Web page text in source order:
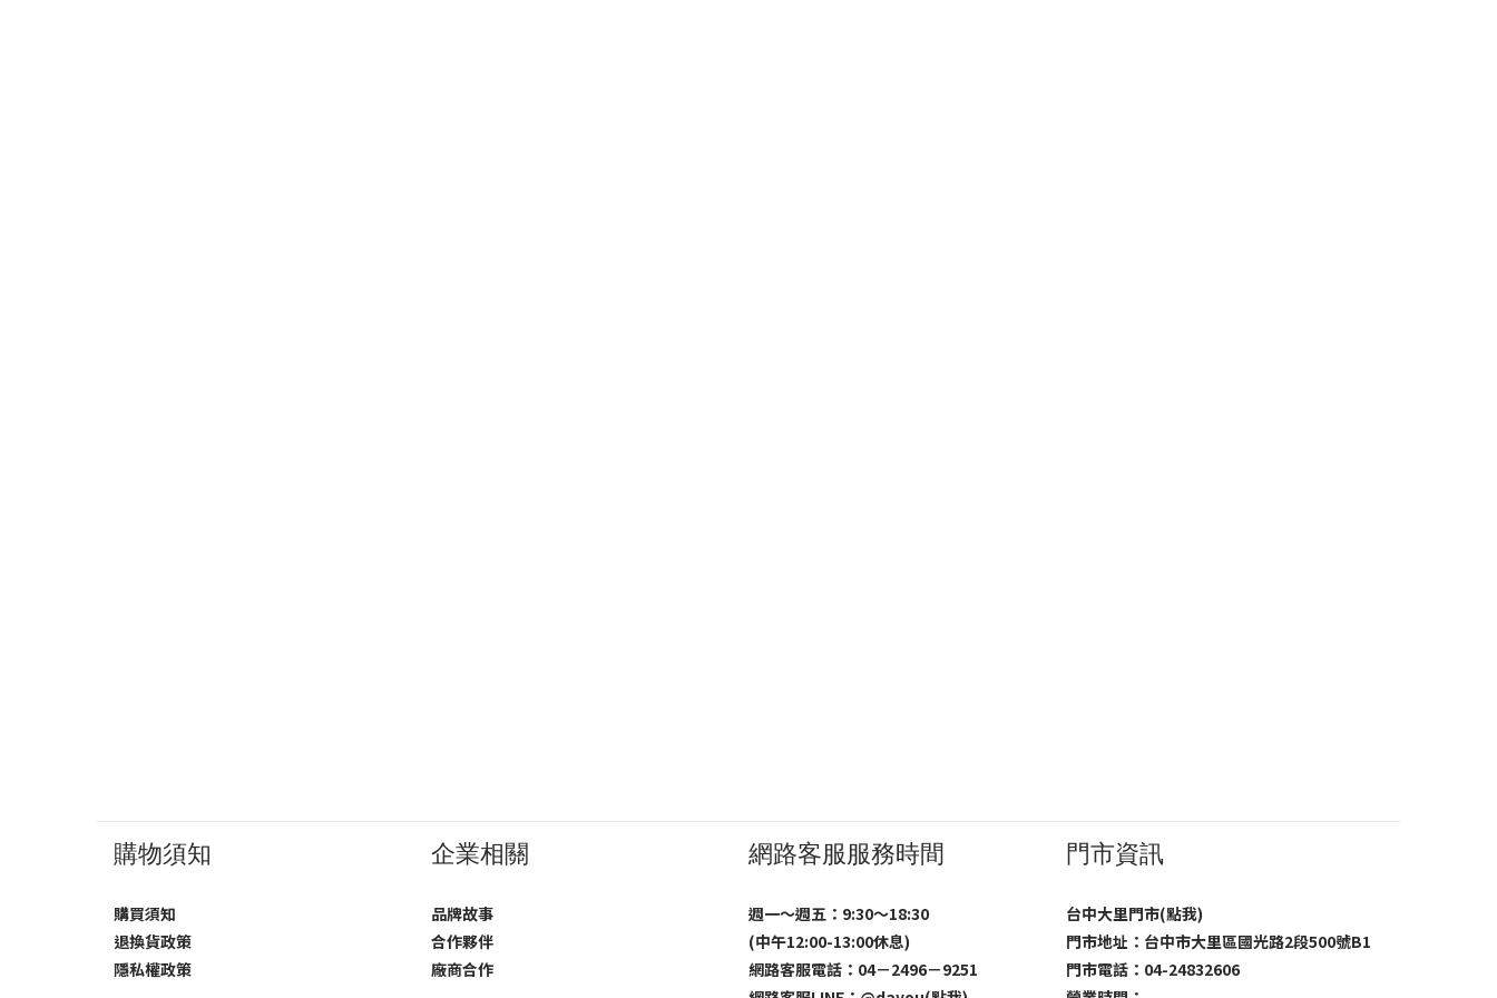
購物須知
購買須知
退換貨政策
隱私權政策
企業相關
品牌故事
合作夥伴
廠商合作
網路客服服務時間
週一～週五：9:30～18:30
(中午12:00-13:00休息)
網路客服電話：04－2496－9251
門市資訊
台中大里門市(點我)
門市地址：台中市大里區國光路2段500號B1
門市電話：04-24832606